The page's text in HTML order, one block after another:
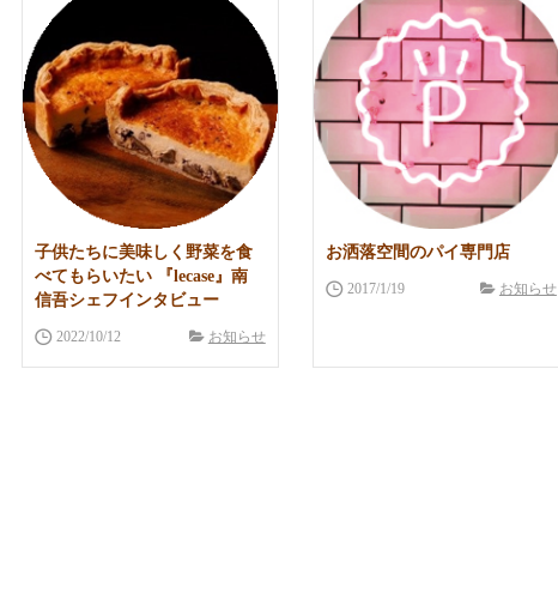
子供たちに美味しく野菜を食
べてもらいたい 『lecase』南
信吾シェフインタビュー
2022/10/12 お知らせ
お洒落空間のパイ専門店
2017/1/19 お知らせ